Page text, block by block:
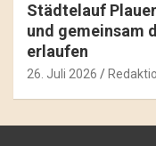
Städtelauf
und gemeinsam
erlaufen
26. Juli 2026